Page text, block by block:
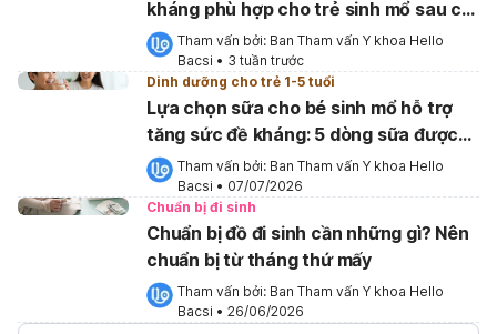
kháng phù hợp cho trẻ sinh mổ sau cai
sữaTham vấn bởi: Ban Tham vấn Y khoa Hello
Bacsi • 3 tuần trước
Dinh dưỡng cho trẻ 1-5 tuổi
Lựa chọn sữa cho bé sinh mổ hỗ trợ
tăng sức đề kháng: 5 dòng sữa được
nhiều mẹ tin dùng
Tham vấn bởi: Ban Tham vấn Y khoa Hello
Bacsi • 07/07/2026
Chuẩn bị đi sinh
Chuẩn bị đồ đi sinh cần những gì? Nên
chuẩn bị từ tháng thứ mấy
Tham vấn bởi: Ban Tham vấn Y khoa Hello
Bacsi • 26/06/2026